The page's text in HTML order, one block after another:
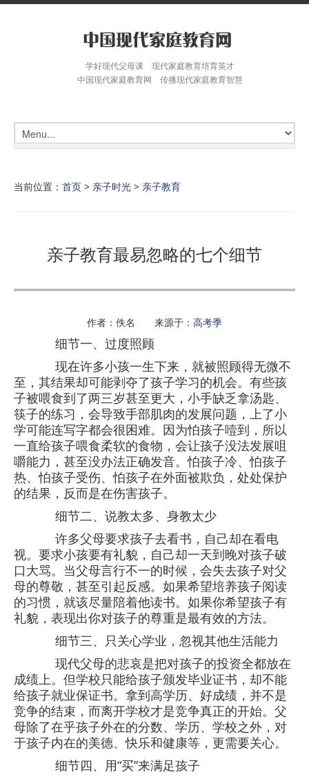
学好现代父母课 现代家庭教育培育英才
中国现代家庭教育网 传播现代家庭教育智慧
当前位置： 首页 > 亲子时光 > 亲子教育
亲子教育最易忽略的七个细节
作者：佚名 来源于： 高考季
细节一、过度照顾
现在许多小孩一生下来，就被照顾得无微不
至，其结果却可能剥夺了孩子学习的机会。有些孩
子被喂食到了两三岁甚至更大，小手缺乏拿汤匙、
筷子的练习，会导致手部肌肉的发展问题，上了小
学可能连写字都会很困难。因为怕孩子噎到，所以
一直给孩子喂食柔软的食物，会让孩子没法发展咀
嚼能力，甚至没办法正确发音。怕孩子冷、怕孩子
热、怕孩子受伤、怕孩子在外面被欺负，处处保护
的结果，反而是在伤害孩子。
细节二、说教太多、身教太少
许多父母要求孩子去看书，自己却在看电
视。要求小孩要有礼貌，自己却一天到晚对孩子破
口大骂。当父母言行不一的时候，会失去孩子对父
母的尊敬，甚至引起反感。如果希望培养孩子阅读
的习惯，就该尽量陪着他读书。如果你希望孩子有
礼貌，表现出你对孩子的尊重是最有效的方法。
细节三、只关心学业，忽视其他生活能力
现代父母的悲哀是把对孩子的投资全都放在
成绩上。但学校只能给孩子颁发毕业证书，却不能
给孩子就业保证书。拿到高学历、好成绩，并不是
竞争的结束，而离开学校才是竞争真正的开始。父
母除了在乎孩子外在的分数、学历、学校之外，对
于孩子内在的美德、快乐和健康等，更需要关心。
细节四、用“买”来满足孩子